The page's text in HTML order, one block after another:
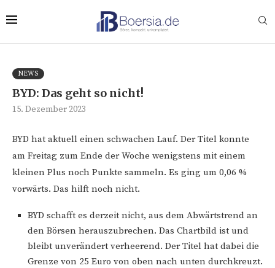
NEWS
BYD: Das geht so nicht!
15. Dezember 2023
BYD hat aktuell einen schwachen Lauf. Der Titel konnte
am Freitag zum Ende der Woche wenigstens mit einem
kleinen Plus noch Punkte sammeln. Es ging um 0,06 %
vorwärts. Das hilft noch nicht.
BYD schafft es derzeit nicht, aus dem Abwärtstrend an
den Börsen herauszubrechen. Das Chartbild ist und
bleibt unverändert verheerend. Der Titel hat dabei die
Grenze von 25 Euro von oben nach unten durchkreuzt.